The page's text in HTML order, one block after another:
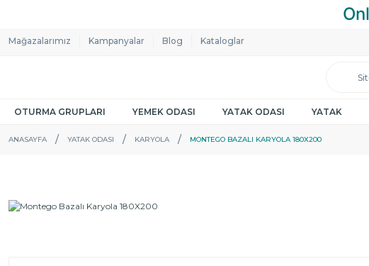
Mağazalarımız Kampanyalar Blog Kataloglar
OTURMA GRUPLARI YEMEK ODASI YATAK ODASI YATAK
ANASAYFA YATAK ODASI KARYOLA MONTEGO BAZALI KARYOLA 180X200